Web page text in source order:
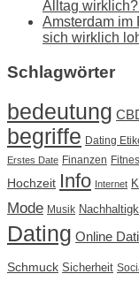
Alltag
Amsterdam im
sich wirklich
Schlagwörter
bedeutung
begriffe Dating
Erstes Date Finanzen
Hochzeit Info Internet
Mode Musik
Dating Online
Schmuck Sicherheit